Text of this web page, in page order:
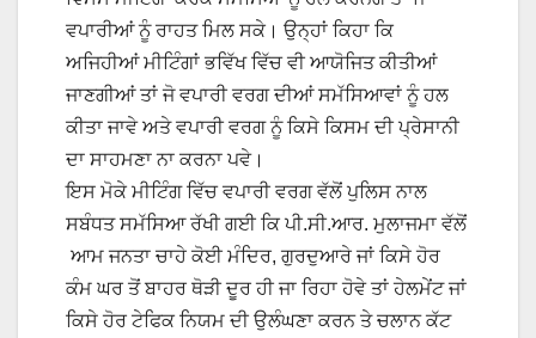
ਵਪਾਰੀਆਂ ਨੂੰ ਰਾਹਤ ਮਿਲ ਸਕੇ। ਉਨ੍ਹਾਂ ਕਿਹਾ ਕਿ
ਅਜਿਹੀਆਂ ਮੀਟਿੰਗਾਂ ਭਵਿੱਖ ਵਿੱਚ ਵੀ ਆਯੋਜਿਤ ਕੀਤੀਆਂ
ਜਾਣਗੀਆਂ ਤਾਂ ਜੋ ਵਪਾਰੀ ਵਰਗ ਦੀਆਂ ਸਮੱਸਿਆਵਾਂ ਨੂੰ ਹਲ
ਕੀਤਾ ਜਾਵੇ ਅਤੇ ਵਪਾਰੀ ਵਰਗ ਨੂੰ ਕਿਸੇ ਕਿਸਮ ਦੀ ਪ੍ਰੇਸਾਨੀ
ਦਾ ਸਾਹਮਣਾ ਨਾ ਕਰਨਾ ਪਵੇ।
ਇਸ ਮੋਕੇ ਮੀਟਿੰਗ ਵਿੱਚ ਵਪਾਰੀ ਵਰਗ ਵੱਲੋਂ ਪੁਲਿਸ ਨਾਲ
ਸਬੰਧਤ ਸਮੱਸਿਆ ਰੱਖੀ ਗਈ ਕਿ ਪੀ.ਸੀ.ਆਰ. ਮੁਲਾਜਮਾ ਵੱਲੋਂ
ਆਮ ਜਨਤਾ ਚਾਹੇ ਕੋਈ ਮੰਦਿਰ, ਗੁਰਦੁਆਰੇ ਜਾਂ ਕਿਸੇ ਹੋਰ
ਕੰਮ ਘਰ ਤੋਂ ਬਾਹਰ ਥੋੜੀ ਦੂਰ ਹੀ ਜਾ ਰਿਹਾ ਹੋਵੇ ਤਾਂ ਹੇਲਮੇਂਟ ਜਾਂ
ਕਿਸੇ ਹੋਰ ਟੇਫਿਕ ਨਿਯਮ ਦੀ ਉਲੰਘਣਾ ਕਰਨ ਤੇ ਚਲਾਨ ਕੱਟ